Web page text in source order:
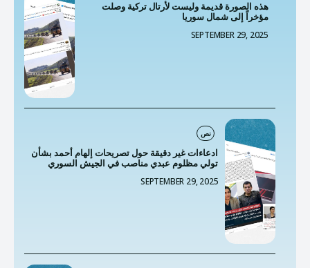
هذه الصورة قديمة وليست لأرتال تركية وصلت
مؤخراً إلى شمال سوريا
SEPTEMBER 29, 2025
نص
ادعاءات غير دقيقة حول تصريحات إلهام أحمد بشأن
تولي مظلوم عبدي مناصب في الجيش السوري
SEPTEMBER 29, 2025